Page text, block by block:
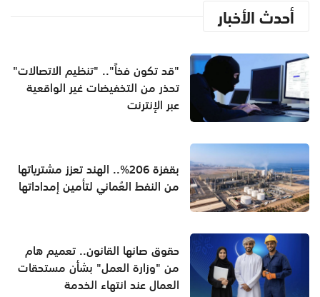
أحدث الأخبار
"قد تكون فخاً".. "تنظيم الاتصالات"
تحذر من التخفيضات غير الواقعية
عبر الإنترنت
بقفزة 206%.. الهند تعزز مشترياتها
من النفط العُماني لتأمين إمداداتها
حقوق صانها القانون.. تعميم هام
من "وزارة العمل" بشأن مستحقات
العمال عند انتهاء الخدمة